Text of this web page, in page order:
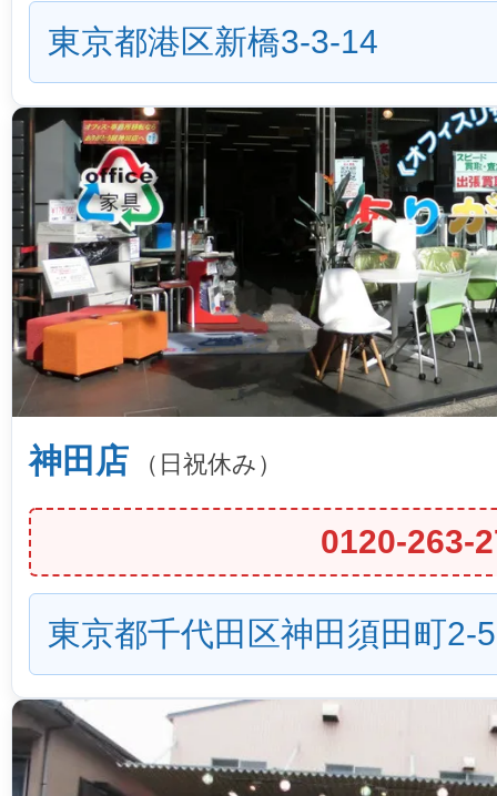
東京都港区新橋3-3-14
神田店 （日祝休み）
0120-263-
東京都千代田区神田須田町2-